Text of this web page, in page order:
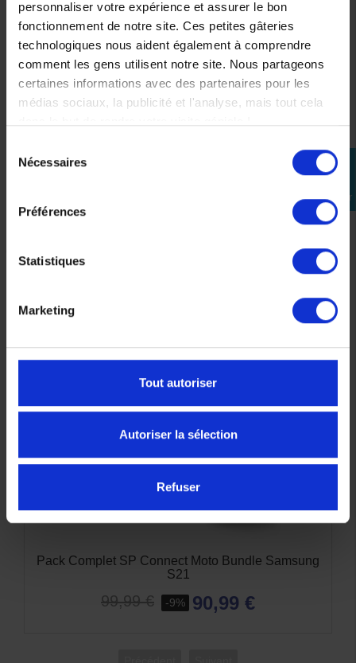
personnaliser votre expérience et assurer le bon
fonctionnement de notre site. Ces petites gâteries
technologiques nous aident également à comprendre
comment les gens utilisent notre site. Nous partageons
certaines informations avec des partenaires pour les
médias sociaux, la publicité et l'analyse, mais tout cela
Nécessaires
Préférences
Statistiques
Marketing
Tout autoriser
Autoriser la sélection
Refuser
perm_identity
connecter
QM01
55,00 €
QM02
69,00 €
-5,00 €
64,00 €
SUSCEPTIBLES DE VOUS
-9%
Pack Complet SP Connect Moto Bundle Samsung
S21
99,99 € -9% 90,99 €